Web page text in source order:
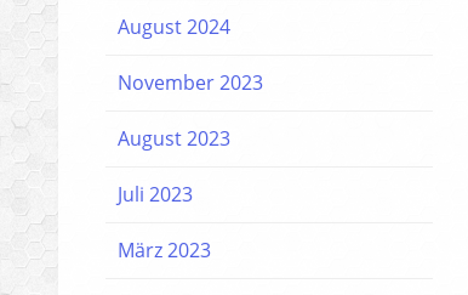
August 2024
November 2023
August 2023
Juli 2023
März 2023